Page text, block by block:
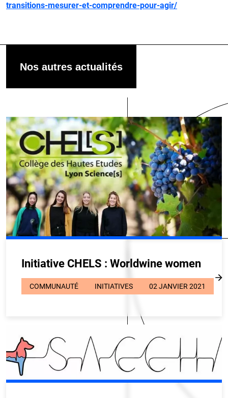
transitions-mesurer-et-comprendre-pour-agir/
Nos autres actualités
Initiative CHELS : Worldwine women
COMMUNAUTÉ INITIATIVES 02 JANVIER 2021